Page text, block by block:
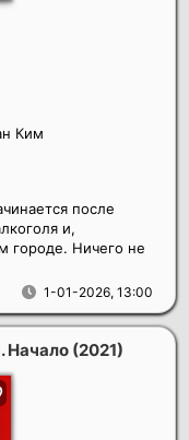
Ким
1-01-2026, 13:00
после
и,
городе. Ничего не
Начало (2021)